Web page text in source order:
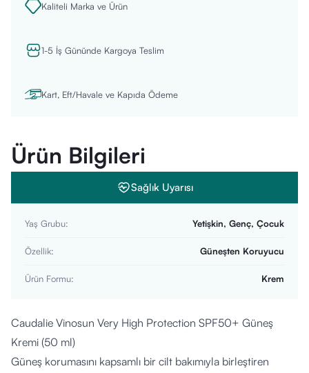
Kaliteli Marka ve Ürün
1-5 İş Gününde Kargoya Teslim
Kart, Eft/Havale ve Kapıda Ödeme
Ürün Bilgileri
Sağlık Uyarısı
Yaş Grubu: Yetişkin, Genç, Çocuk
Özellik: Güneşten Koruyucu
Ürün Formu: Krem
Caudalie Vinosun Very High Protection SPF50+ Güneş
Kremi (50 ml)
Güneş korumasını kapsamlı bir cilt bakımıyla birleştiren